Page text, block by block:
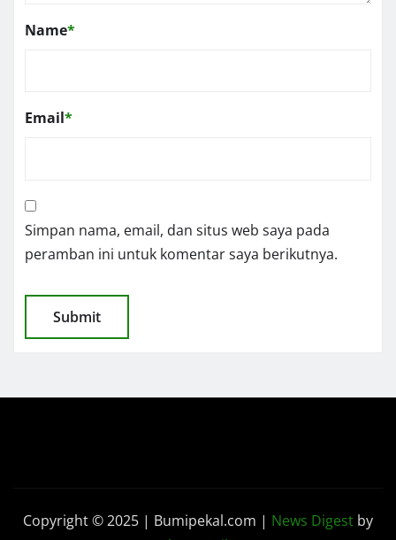
Name*
Email*
Simpan nama, email, dan situs web saya pada
peramban ini untuk komentar saya berikutnya.
Copyright © 2025 | Bumipekal.com | News Digest by